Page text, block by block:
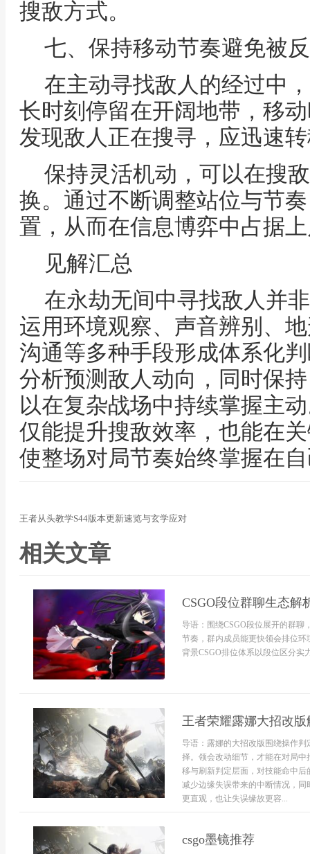
搜敌方式。
七、保持移动节奏避免被
在主动寻找敌人的经过中
长时刻停留在开阔地带，移
发现敌人正在搜寻，应迅速
保持灵活机动，可以在搜
换。通过不断调整站位与节
置，从而在信息博弈中占据
见解汇总
在永劫无间中寻找敌人并
运用环境观察、声音辨别、
沟通等多种手段形成体系化
分析预测敌人动向，同时保
以在复杂战场中持续掌握主
仅能提升搜敌效率，也能在
使整场对局节奏始终掌握在
王者从头教学S44版本更新速览与玄学应对
相关文章
CSGO段位群聊生态解
导语：围绕CSGO段位展开的群聊
节奏，群内成员能更快领会排位
背景CSGO排位体系以段位区分实
王者荣耀露娜大招改
导语：露娜的大招改版围绕操作
择。领会改动细节，才能在对局
移与刷新判定层面，对技能命中
减少边缘失误带来的中断情况，
更直观，也让失误缘故更容...
csgo墨镜推荐